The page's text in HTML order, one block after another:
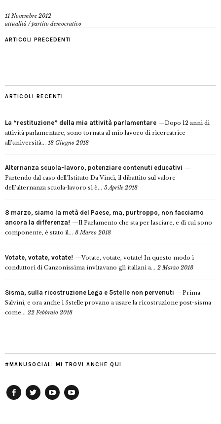
11 Novembre 2012
attualità /partito democratico
ARTICOLI PRECEDENTI
ARTICOLI RECENTI
La “restituzione” della mia attività parlamentare
Dopo 12 anni di
attività parlamentare, sono tornata al mio lavoro di ricercatrice
all’università... 18 Giugno 2018
Alternanza scuola-lavoro, potenziare contenuti educativi
Partendo dal caso dell’Istituto Da Vinci, il dibattito sul valore
dell’alternanza scuola-lavoro si è... 5 Aprile 2018
8 marzo, siamo la metà del Paese, ma, purtroppo, non facciamo
ancora la differenza!
Il Parlamento che sta per lasciare, e di cui sono
componente, è stato il... 8 Marzo 2018
Votate, votate, votate!
Votate, votate, votate! In questo modo i
conduttori di Canzonissima invitavano gli italiani a... 2 Marzo 2018
Sisma, sulla ricostruzione Lega e 5stelle non pervenuti
Prima
Salvini, e ora anche i 5stelle provano a usare la ricostruzione post-sisma
come... 22 Febbraio 2018
#MANUSOCIAL: MI TROVI ANCHE QUI